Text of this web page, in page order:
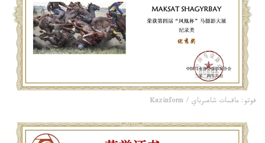
فوتو: ماقسات شاعىرباي / Kazinform